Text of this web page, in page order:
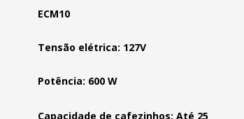
ECM10
Tensão elétrica: 127V
Potência: 600 W
Capacidade de cafezinhos: Até 25